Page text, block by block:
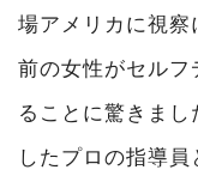
場アメリカに視
前の女性がセルフ
ることに驚きま
したプロの指導